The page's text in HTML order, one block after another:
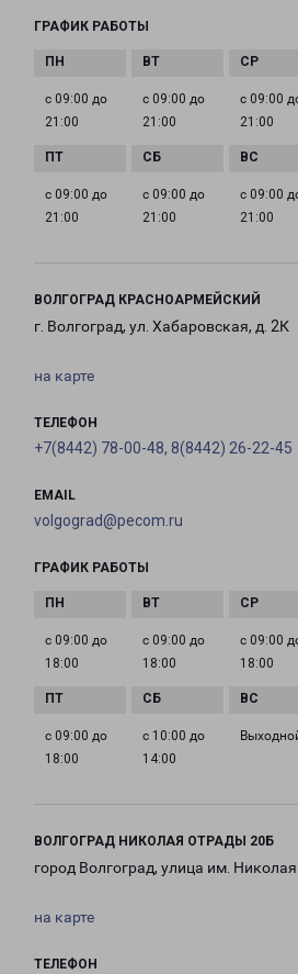
ГРАФИК РАБОТЫ
с 09:00 до
21:00
с 09:00 до
21:00
с 09:00
21:00
с 09:00 до
21:00
с 09:00 до
21:00
с 09:00
21:00
ВОЛГОГРАД КРАСНОАРМЕЙСКИЙ
г. Волгоград, ул. Хабаровская, д. 2К
на карте
ТЕЛЕФОН
+7(8442) 78-00-48, 8(8442) 26-22-45
EMAIL
volgograd@pecom.ru
ГРАФИК РАБОТЫ
с 09:00 до
18:00
с 09:00 до
18:00
с 09:00
18:00
с 09:00 до
18:00
с 10:00 до
14:00
ВОЛГОГРАД НИКОЛАЯ ОТРАДЫ 20Б
город Волгоград, улица им.
на карте
ТЕЛЕФОН